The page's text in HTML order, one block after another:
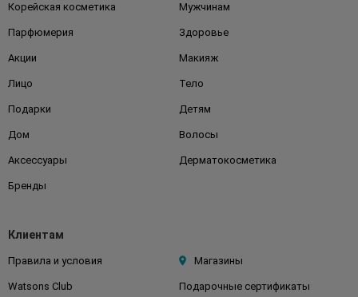
Корейская косметика Мужчинам
Парфюмерия Здоровье
Акции Макияж
Лицо Тело
Подарки Детям
Дом Волосы
Аксессуары Дерматокосметика
Бренды
Клиентам
Правила и условия Магазины
Watsons Club Подарочные сертификаты